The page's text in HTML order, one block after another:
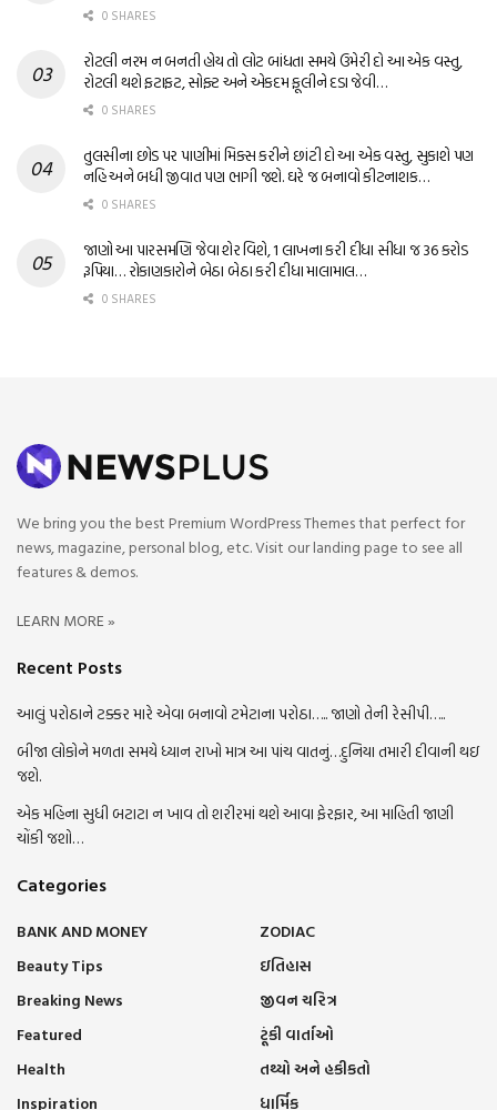
0 SHARES
રોટલી નરમ ન બનતી હોય તો લોટ બાંધતા સમયે ઉમેરી દો આ એક વસ્તુ,
રોટલી થશે ફટાફટ, સોફ્ટ અને એકદમ ફૂલીને દડા જેવી…
0 SHARES
તુલસીના છોડ પર પાણીમાં મિક્સ કરીને છાંટી દો આ એક વસ્તુ, સુકાશે પણ
નહિ અને બધી જીવાત પણ ભાગી જશે. ઘરે જ બનાવો કીટનાશક…
0 SHARES
જાણો આ પારસમણિ જેવા શેર વિશે, 1 લાખના કરી દીધા સીધા જ 36 કરોડ
રૂપિયા… રોકાણકારોને બેઠા બેઠા કરી દીધા માલામાલ…
0 SHARES
We bring you the best Premium WordPress Themes that perfect for
news, magazine, personal blog, etc. Visit our landing page to see all
features & demos.
LEARN MORE »
Recent Posts
આલું પરોઠાને ટક્કર મારે એવા બનાવો ટમેટાના પરોઠા….. જાણો તેની રેસીપી…..
બીજા લોકોને મળતા સમયે ધ્યાન રાખો માત્ર આ પાંચ વાતનું…દુનિયા તમારી દીવાની થઇ
જશે.
એક મહિના સુધી બટાટા ન ખાવ તો શરીરમાં થશે આવા ફેરફાર, આ માહિતી જાણી
ચોંકી જશો…
Categories
BANK AND MONEY
Beauty Tips
Breaking News
Featured
Health
Inspiration
ZODIAC
ઇતિહાસ
જીવન ચરિત્ર
ટૂંકી વાર્તાઓ
તથ્યો અને હકીકતો
ધાર્મિક